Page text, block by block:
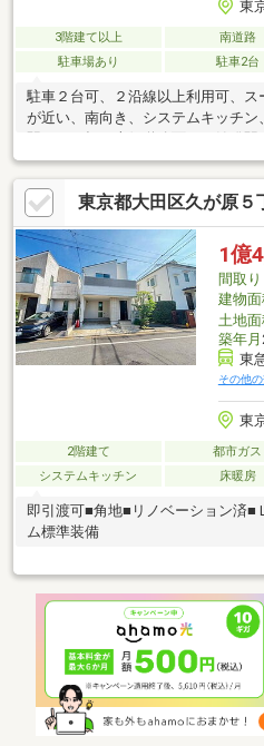
東
3階建て以上 南道路
駐車場あり
駐車2台
駐車２台可、２沿線以上利用可、
が近い、南向き、システムキッチン
２ヶ所、２面以上バルコニー、南
浴室に窓、ＴＶモニタ付インター
階建以上、都市ガス、小学校 徒歩
戸、整備された歩道
東京都大田区久が原５
1億
間取り
建物
土地
築年月
東
その他
東
2階建て 都市ガス
システムキッチン
床暖房
即引渡可■角地■リノベーション済■
ム標準装備